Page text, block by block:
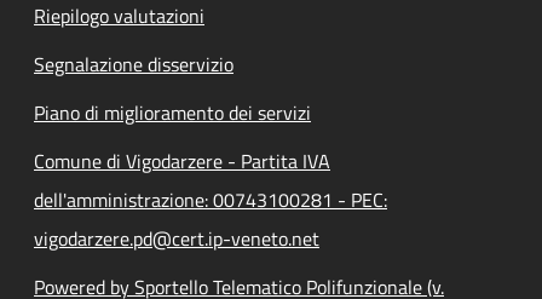
Riepilogo valutazioni
Segnalazione disservizio
Piano di miglioramento dei servizi
Comune di Vigodarzere - Partita IVA
dell'amministrazione: 00743100281 - PEC:
vigodarzere.pd@cert.ip-veneto.net
Powered by Sportello Telematico Polifunzionale (v.